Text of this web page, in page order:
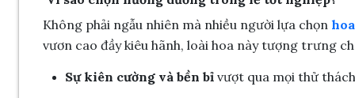
Không phải ngẫu nhiên mà nhiều người lựa chọn
vươn cao đầy kiêu hãnh, loài hoa này tượng trưng
Sự kiên cường và bền bỉvượt qua mọi thử